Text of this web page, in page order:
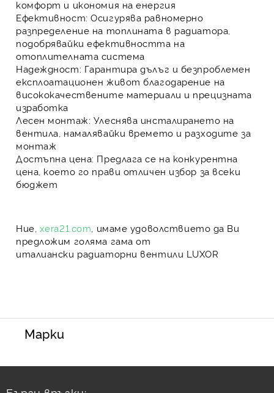
комфорт и икономия на енергия
Ефективност: Осигурява равномерно
разпределение на топлината в радиатора,
подобрявайки ефективността на
отоплителната система
Надеждност: Гарантира дълъг и безпроблемен
експлоатационен живот благодарение на
висококачествените материали и прецизната
изработка
Лесен монтаж: Улеснява инсталирането на
вентила, намалявайки времето и разходите за
монтаж
Достъпна цена: Предлага се на конкурентна
цена, което го прави отличен избор за всеки
бюджет
Ние, xera21.com , имаме удоволствието да Ви
предложим голяма гама от
италиански радиаторни вентили LUXOR
Марки